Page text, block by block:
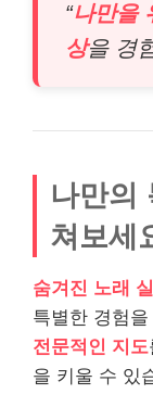
“나만을
상을 경
나만의
쳐보세
숨겨진 노래
특별한 경험
전문적인 지도
을 키울 수 있